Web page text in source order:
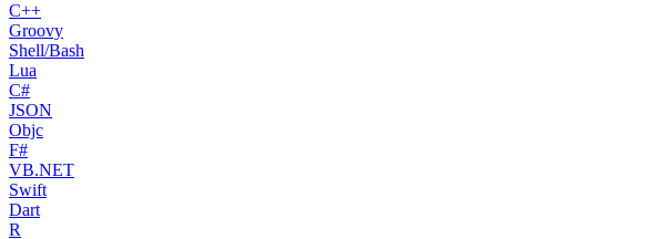
C++
Groovy
Shell/Bash
Lua
C#
JSON
Objc
F#
VB.NET
Swift
Dart
R